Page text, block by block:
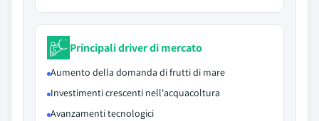
Principali driver di mercato
Aumento della domanda di frutti di mare
Investimenti crescenti nell'acquacoltura
Avanzamenti tecnologici